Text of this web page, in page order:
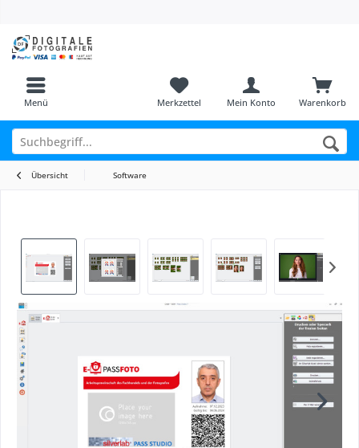
Menü Warenkorb
Merkzettel Mein Konto
Übersicht Software